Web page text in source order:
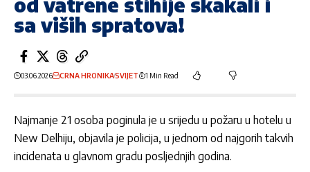
sa viših spratova!
03.06.2026 CRNA HRONIKASVIJET 1 Min Read
Najmanje 21 osoba poginula je u srijedu u požaru u hotelu u
New Delhiju, objavila je policija, u jednom od najgorih takvih
incidenata u glavnom gradu posljednjih godina.